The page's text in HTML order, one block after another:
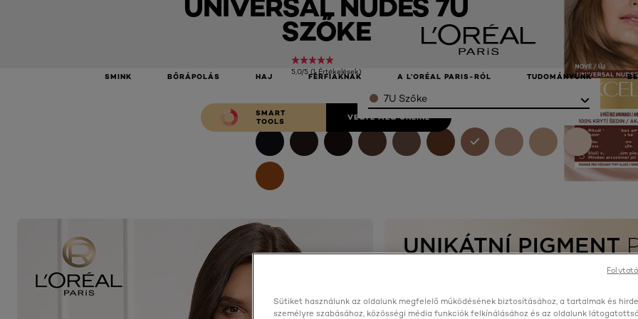
SMINK BŐRÁPOLÁS HAJ FÉRFIAKNAK A L’ORÉAL PARIS-RÓL TUDOMÁNYUNK
SZŐKE
5,0/5 (1 Értékelések)
SMART
TOOLS
VEGYE MEG ONLINE
Color7U Szőke
Universal Nudes 7U Szőke
Sütiket használunk az oldalunk megfelelő működésének biztosításához, a tartalmak és
személyre szabásához, közösségi média funkciók felkínálásához és az oldalunk